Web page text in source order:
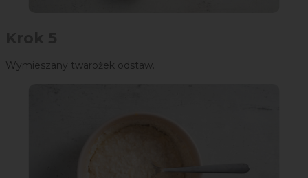
Wymieszany twarożek odstaw.